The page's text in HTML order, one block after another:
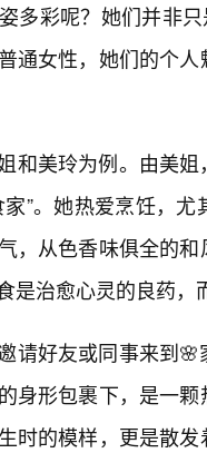
多彩呢？她们并非
通女性，她们的个
和美玲为例。由美
”。她热爱烹饪，
，从色香味俱全的
是治愈心灵的良药，
请好友或同事来到
身形包裹下，是一
时的模样，更是散